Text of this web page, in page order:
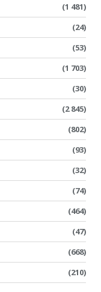
(1 481)
(24)
(53)
(1 703)
(30)
(2 845)
(802)
(93)
(32)
(74)
(464)
(47)
(668)
(210)